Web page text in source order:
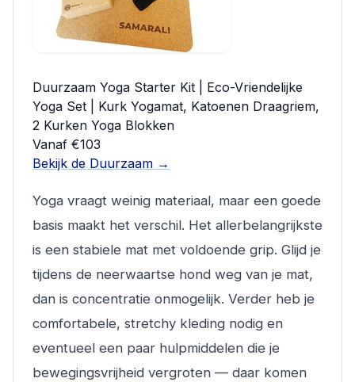
Duurzaam Yoga Starter Kit | Eco-Vriendelijke
Yoga Set | Kurk Yogamat, Katoenen Draagriem,
2 Kurken Yoga Blokken
Vanaf €103
Bekijk de Duurzaam →
Yoga vraagt weinig materiaal, maar een goede
basis maakt het verschil. Het allerbelangrijkste
is een stabiele mat met voldoende grip. Glijd je
tijdens de neerwaartse hond weg van je mat,
dan is concentratie onmogelijk. Verder heb je
comfortabele, stretchy kleding nodig en
eventueel een paar hulpmiddelen die je
bewegingsvrijheid vergroten — daar komen